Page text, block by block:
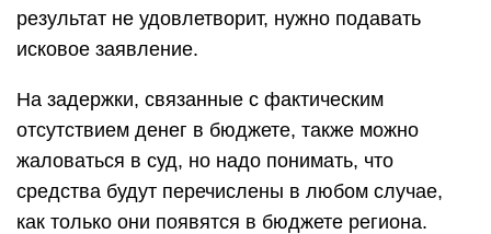
результат не удовлетворит, нужно подавать
исковое заявление.
На задержки, связанные с фактическим
отсутствием денег в бюджете, также можно
жаловаться в суд, но надо понимать, что
средства будут перечислены в любом случае,
как только они появятся в бюджете региона.